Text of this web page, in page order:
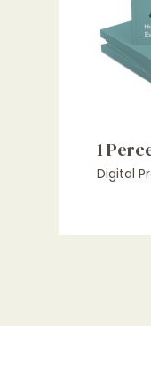
1
Digital